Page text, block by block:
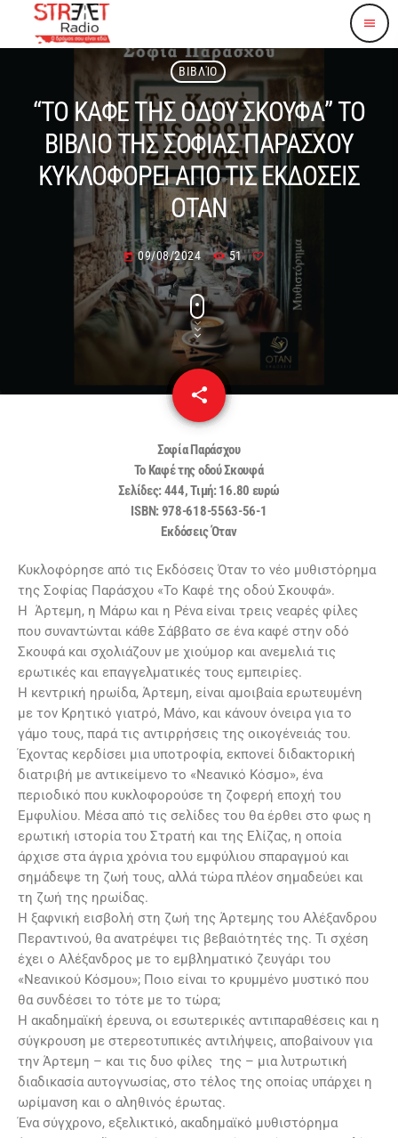
menu
ΒΙΒΛΊΟ
“ΤΟ ΚΑΦΕ ΤΗΣ ΟΔΟΥ ΣΚΟΥΦΑ” ΤΟ
ΒΙΒΛΙΟ ΤΗΣ ΣΟΦΙΑΣ ΠΑΡΑΣΧΟΥ
ΚΥΚΛΟΦΟΡΕΙ ΑΠΟ ΤΙΣ ΕΚΔΟΣΕΙΣ
ΟΤΑΝ
today 09/08/2024 51
share
email
Σοφία Παράσχου
Το Καφέ της οδού Σκουφά
Σελίδες: 444, Τιμή: 16.80 ευρώ
ISBN: 978-618-5563-56-1
Εκδόσεις Όταν
Κυκλοφόρησε από τις Εκδόσεις Όταν το νέο μυθιστόρημα
της Σοφίας Παράσχου «Το Καφέ της οδού Σκουφά».
Η Άρτεμη, η Μάρω και η Ρένα είναι τρεις νεαρές φίλες
που συναντώνται κάθε Σάββατο σε ένα καφέ στην οδό
Σκουφά και σχολιάζουν με χιούμορ και ανεμελιά τις
ερωτικές και επαγγελματικές τους εμπειρίες.
Η κεντρική ηρωίδα, Άρτεμη, είναι αμοιβαία ερωτευμένη
με τον Κρητικό γιατρό, Μάνο, και κάνουν όνειρα για το
γάμο τους, παρά τις αντιρρήσεις της οικογένειάς του.
Έχοντας κερδίσει μια υποτροφία, εκπονεί διδακτορική
διατριβή με αντικείμενο το «Νεανικό Κόσμο», ένα
περιοδικό που κυκλοφορούσε τη ζοφερή εποχή του
Εμφυλίου. Μέσα από τις σελίδες του θα έρθει στο φως η
ερωτική ιστορία του Στρατή και της Ελίζας, η οποία
άρχισε στα άγρια χρόνια του εμφύλιου σπαραγμού και
σημάδεψε τη ζωή τους, αλλά τώρα πλέον σημαδεύει και
τη ζωή της ηρωίδας.
Η ξαφνική εισβολή στη ζωή της Άρτεμης του Αλέξανδρου
Περαντινού, θα ανατρέψει τις βεβαιότητές της. Τι σχέση
έχει ο Αλέξανδρος με το εμβληματικό ζευγάρι του
«Νεανικού Κόσμου»; Ποιο είναι το κρυμμένο μυστικό που
θα συνδέσει το τότε με το τώρα;
Η ακαδημαϊκή έρευνα, οι εσωτερικές αντιπαραθέσεις και η
σύγκρουση με στερεοτυπικές αντιλήψεις, αποβαίνουν για
την Άρτεμη – και τις δυο φίλες της – μια λυτρωτική
διαδικασία αυτογνωσίας, στο τέλος της οποίας υπάρχει η
ωρίμανση και ο αληθινός έρωτας.
Ένα σύγχρονο, εξελικτικό, ακαδημαϊκό μυθιστόρημα